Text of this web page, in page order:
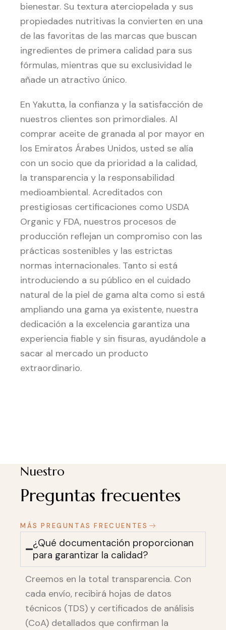
bienestar. Su textura aterciopelada y sus
propiedades nutritivas la convierten en una
de las favoritas de las marcas que buscan
ingredientes de primera calidad para sus
fórmulas, mientras que su exclusividad le
añade un atractivo único.
En Yakutta, la confianza y la satisfacción de
nuestros clientes son primordiales. Al
comprar aceite de granada al por mayor en
los Emiratos Árabes Unidos, usted se alía
con un socio que da prioridad a la calidad,
la transparencia y la responsabilidad
medioambiental. Acreditados con
prestigiosas certificaciones como USDA
Organic y FDA, nuestros procesos de
producción reflejan un compromiso con las
prácticas sostenibles y las estrictas
normas internacionales. Tanto si está
introduciendo a su público en el cuidado
natural de la piel de gama alta como si está
ampliando una gama ya existente, nuestra
dedicación a la excelencia garantiza una
experiencia fiable y sin fisuras, ayudándole a
sacar al mercado un producto
extraordinario.
Nuestro
Preguntas frecuentes
MÁS PREGUNTAS FRECUENTES
¿Qué documentación proporcionan
para garantizar la calidad?
Creemos en la total transparencia. Con
cada envío, recibirá hojas de datos
técnicos (TDS) y certificados de análisis
(CoA) detallados que confirman la